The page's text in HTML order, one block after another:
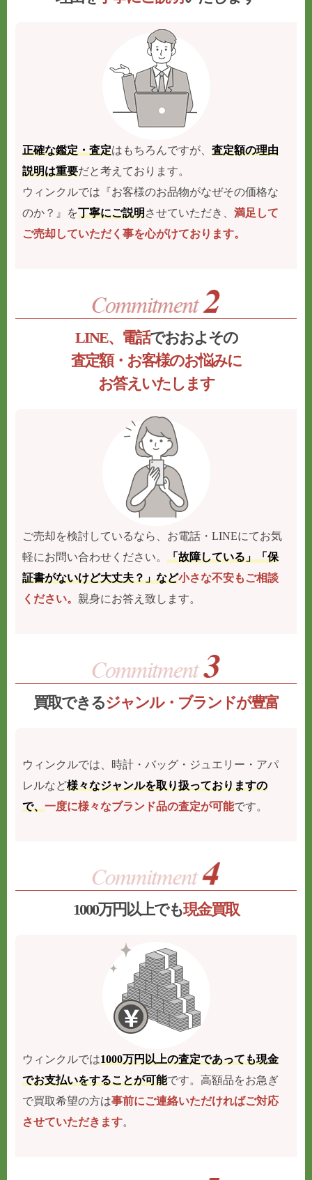
正確な鑑定・査定はもちろんですが、査定額の理由
説明は重要だと考えております。
ウィンクルでは『お客様のお品物がなぜその価格な
のか？』を丁寧にご説明させていただき、満足して
ご売却していただく事を心がけております。
LINE、電話でおおよその
査定額・お客様のお悩みに
お答えいたします
ご売却を検討しているなら、お電話・LINEにてお気
軽にお問い合わせください。「故障している」「保
証書がないけど大丈夫？」など小さな不安もご相談
ください。 親身にお答え致します。
買取できるジャンル・ブランドが豊富
ウィンクルでは、時計・バッグ・ジュエリー・アパ
レルなど様々なジャンルを取り扱っておりますの
で、一度に様々なブランド品の査定が可能です。
1000万円以上でも現金買取
ウィンクルでは1000万円以上の査定であっても現金
でお支払いをすることが可能です。高額品をお急ぎ
で買取希望の方は事前にご連絡いただければご対応
させていただきます。